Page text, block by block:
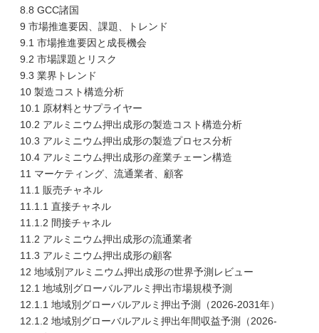
8.8 GCC諸国
9 市場推進要因、課題、トレンド
9.1 市場推進要因と成長機会
9.2 市場課題とリスク
9.3 業界トレンド
10 製造コスト構造分析
10.1 原材料とサプライヤー
10.2 アルミニウム押出成形の製造コスト構造分析
10.3 アルミニウム押出成形の製造プロセス分析
10.4 アルミニウム押出成形の産業チェーン構造
11 マーケティング、流通業者、顧客
11.1 販売チャネル
11.1.1 直接チャネル
11.1.2 間接チャネル
11.2 アルミニウム押出成形の流通業者
11.3 アルミニウム押出成形の顧客
12 地域別アルミニウム押出成形の世界予測レビュー
12.1 地域別グローバルアルミ押出市場規模予測
12.1.1 地域別グローバルアルミ押出予測（2026-2031年）
12.1.2 地域別グローバルアルミ押出年間収益予測（2026-